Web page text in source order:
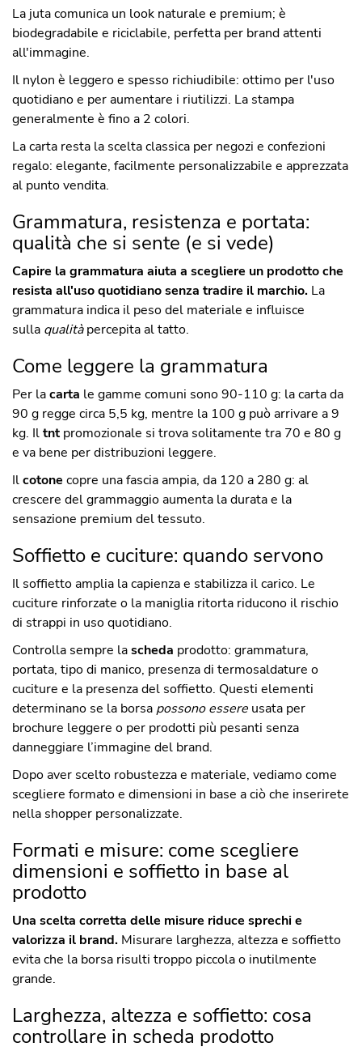
La juta comunica un look naturale e premium; è
biodegradabile e riciclabile, perfetta per brand attenti
all'immagine.
Il nylon è leggero e spesso richiudibile: ottimo per l'uso
quotidiano e per aumentare i riutilizzi. La stampa
generalmente è fino a 2 colori.
La carta resta la scelta classica per negozi e confezioni
regalo: elegante, facilmente personalizzabile e apprezzata
al punto vendita.
Grammatura, resistenza e portata:
qualità che si sente (e si vede)
Capire la grammatura aiuta a scegliere un prodotto che
resista all'uso quotidiano senza tradire il marchio. La
grammatura indica il peso del materiale e influisce
sulla qualità percepita al tatto.
Come leggere la grammatura
Per lacarta le gamme comuni sono 90-110 g: la carta da
90 g regge circa 5,5 kg, mentre la 100 g può arrivare a 9
kg. Iltnt promozionale si trova solitamente tra 70 e 80 g
e va bene per distribuzioni leggere.
Ilcotone copre una fascia ampia, da 120 a 280 g: al
crescere del grammaggio aumenta la durata e la
sensazione premium del tessuto.
Soffietto e cuciture: quando servono
Il soffietto amplia la capienza e stabilizza il carico. Le
cuciture rinforzate o la maniglia ritorta riducono il rischio
di strappi in uso quotidiano.
Controlla sempre lascheda prodotto: grammatura,
portata, tipo di manico, presenza di termosaldature o
cuciture e la presenza del soffietto. Questi elementi
determinano se la borsa possono essere usata per
brochure leggere o per prodotti più pesanti senza
danneggiare l’immagine del brand.
Dopo aver scelto robustezza e materiale, vediamo come
scegliere formato e dimensioni in base a ciò che inserirete
nella shopper personalizzate.
Formati e misure: come scegliere
dimensioni e soffietto in base al
prodotto
Una scelta corretta delle misure riduce sprechi e
valorizza il brand. Misurare larghezza, altezza e soffietto
evita che la borsa risulti troppo piccola o inutilmente
grande.
Larghezza, altezza e soffietto: cosa
controllare in scheda prodotto